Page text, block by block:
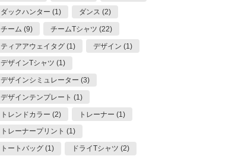
ダックハンター (1) ダンス (2)
チーム (9) チームTシャツ (22)
ティアアウェイタグ (1) デザイン (1)
デザインTシャツ (1)
デザインシミュレーター (3)
デザインテンプレート (1)
トレンドカラー (2) トレーナー (1)
トレーナープリント (1)
トートバッグ (1) ドライTシャツ (2)